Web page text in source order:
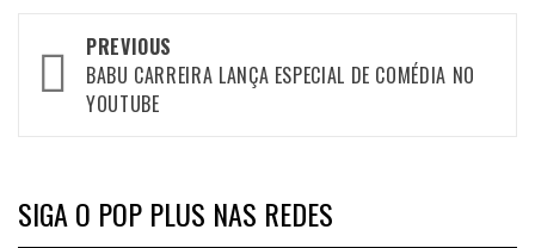
Post
navigation
PREVIOUS
BABU CARREIRA LANÇA ESPECIAL DE COMÉDIA NO
YOUTUBE
SIGA O POP PLUS NAS REDES